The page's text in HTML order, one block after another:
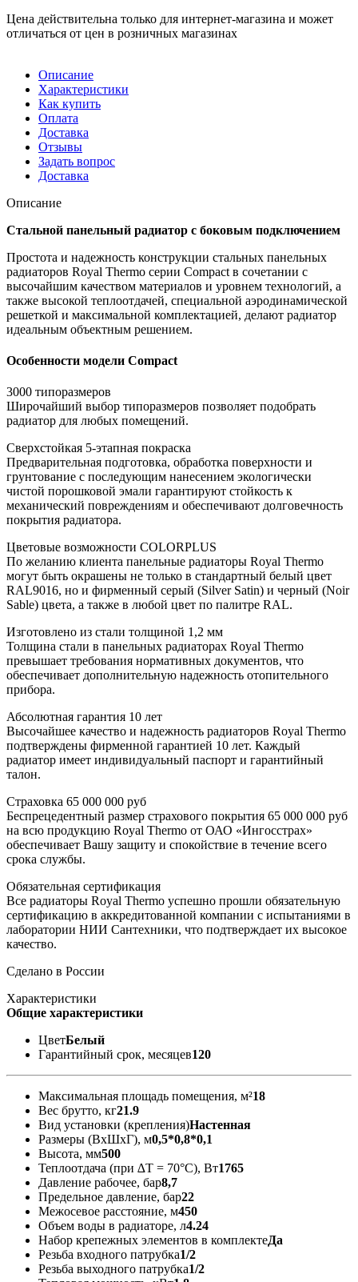
Цена действительна только для интернет-магазина и может
отличаться от цен в розничных магазинах
Описание
Характеристики
Как купить
Оплата
Доставка
Отзывы
Задать вопрос
Доставка
Описание
Стальной панельный радиатор с боковым подключением
Простота и надежность конструкции стальных панельных
радиаторов Royal Thermo серии Compact в сочетании с
высочайшим качеством материалов и уровнем технологий, а
также высокой теплоотдачей, специальной аэродинамической
решеткой и максимальной комплектацией, делают радиатор
идеальным объектным решением.
Особенности модели Compact
3000 типоразмеров
Широчайший выбор типоразмеров позволяет подобрать
радиатор для любых помещений.
Сверхстойкая 5-этапная покраска
Предварительная подготовка, обработка поверхности и
грунтование с последующим нанесением экологически
чистой порошковой эмали гарантируют стойкость к
механический повреждениям и обеспечивают долговечность
покрытия радиатора.
Цветовые возможности COLORPLUS
По желанию клиента панельные радиаторы Royal Thermo
могут быть окрашены не только в стандартный белый цвет
RAL9016, но и фирменный серый (Silver Satin) и черный (Noir
Sable) цвета, а также в любой цвет по палитре RAL.
Изготовлено из стали толщиной 1,2 мм
Толщина стали в панельных радиаторах Royal Thermo
превышает требования нормативных документов, что
обеспечивает дополнительную надежность отопительного
прибора.
Абсолютная гарантия 10 лет
Высочайшее качество и надежность радиаторов Royal Thermo
подтверждены фирменной гарантией 10 лет. Каждый
радиатор имеет индивидуальный паспорт и гарантийный
талон.
Страховка 65 000 000 руб
Беспрецедентный размер страхового покрытия 65 000 000 руб
на всю продукцию Royal Thermo от ОАО «Ингосстрах»
обеспечивает Вашу защиту и спокойствие в течение всего
срока службы.
Обязательная сертификация
Все радиаторы Royal Thermo успешно прошли обязательную
сертификацию в аккредитованной компании с испытаниями в
лаборатории НИИ Сантехники, что подтверждает их высокое
качество.
Сделано в России
Характеристики
Общие характеристики
ЦветБелый
Гарантийный срок, месяцев120
Максимальная площадь помещения, м²18
Вес брутто, кг21.9
Вид установки (крепления)Настенная
Размеры (ВxШxГ), м0,5*0,8*0,1
Высота, мм500
Теплоотдача (при ∆T = 70°C), Вт1765
Давление рабочее, бар8,7
Предельное давление, бар22
Межосевое расстояние, м450
Объем воды в радиаторе, л4.24
Набор крепежных элементов в комплектеДа
Резьба входного патрубка1/2
Резьба выходного патрубка1/2